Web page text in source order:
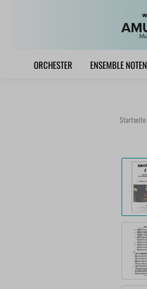
ORCHESTER ENSEMBLE NOTEN
Startseite